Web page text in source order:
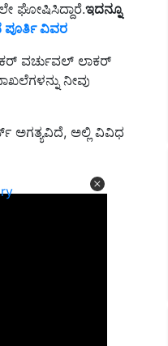
ಘೋಷಿಸಿದ್ದಾರೆ.ಇದನ್ನೂ
ಪೂರ್ತಿ ವಿವರ
ವರ್ಚುವಲ್ ಲಾಕರ್
ನೀವು
ಅಗತ್ಯವಿದೆ, ಅಲ್ಲಿ ವಿವಿಧ